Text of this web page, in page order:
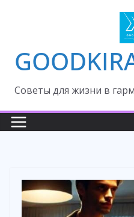
Cоветы для жизни в